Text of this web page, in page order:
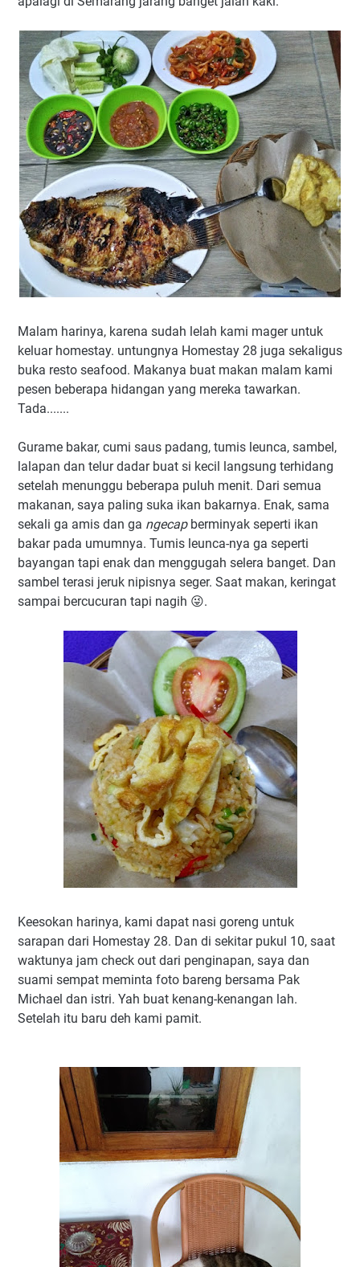
Malam harinya, karena sudah lelah kami mager untuk
keluar homestay. untungnya Homestay 28 juga sekaligus
buka resto seafood. Makanya buat makan malam kami
pesen beberapa hidangan yang mereka tawarkan.
Tada.......
Gurame bakar, cumi saus padang, tumis leunca, sambel,
lalapan dan telur dadar buat si kecil langsung terhidang
setelah menunggu beberapa puluh menit. Dari semua
makanan, saya paling suka ikan bakarnya. Enak, sama
sekali ga amis dan ga ngecap berminyak seperti ikan
bakar pada umumnya. Tumis leunca-nya ga seperti
bayangan tapi enak dan menggugah selera banget. Dan
sambel terasi jeruk nipisnya seger. Saat makan, keringat
sampai bercucuran tapi nagih 😜.
Keesokan harinya, kami dapat nasi goreng untuk
sarapan dari Homestay 28. Dan di sekitar pukul 10, saat
waktunya jam check out dari penginapan, saya dan
suami sempat meminta foto bareng bersama Pak
Michael dan istri. Yah buat kenang-kenangan lah.
Setelah itu baru deh kami pamit.